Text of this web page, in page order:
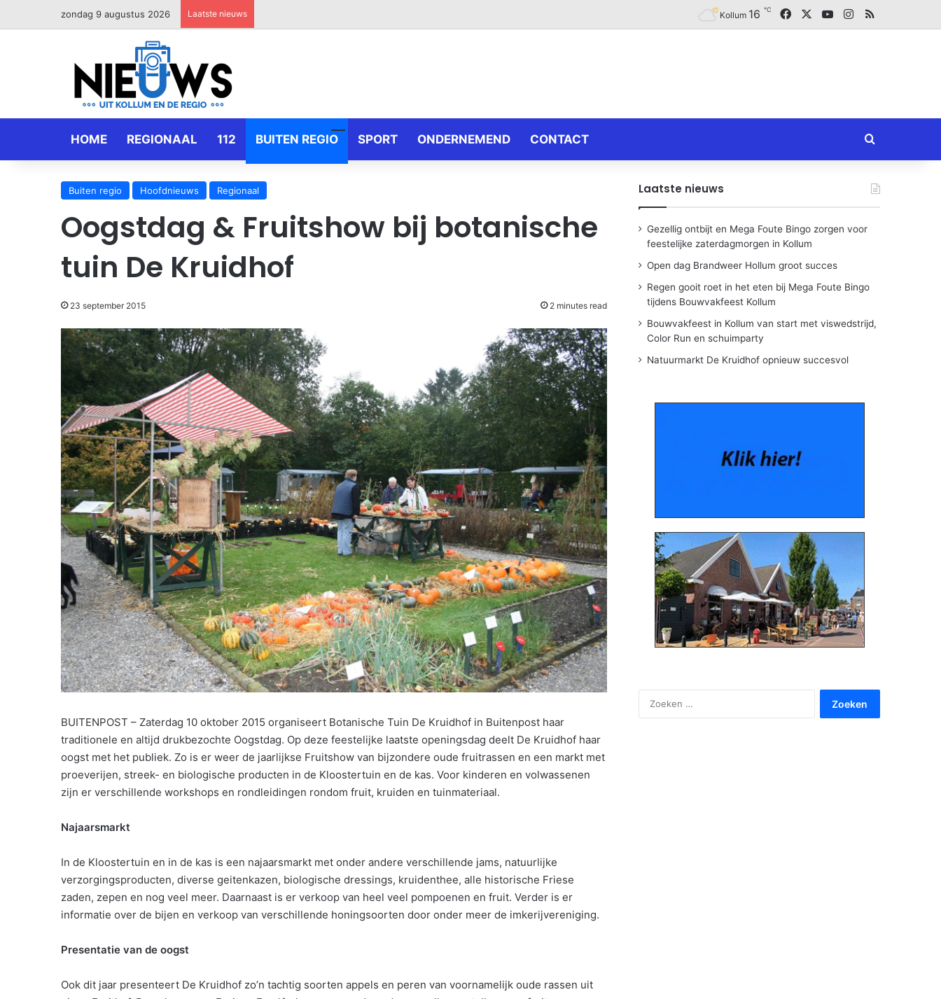
zondag 9 augustus 2026 Laatste nieuws Kollum 16 ℃ FacebookYouTubeInstagram
RSS
HOME REGIONAAL 112 BUITEN REGIO SPORT ONDERNEMEND CONTACT Zoeken naar
Buiten regio Hoofdnieuws Regionaal
Oogstdag & Fruitshow bij botanische
tuin De Kruidhof
23 september 2015 2 minutes read
BUITENPOST – Zaterdag 10 oktober 2015 organiseert Botanische Tuin De Kruidhof in Buitenpost haar
traditionele en altijd drukbezochte Oogstdag. Op deze feestelijke laatste openingsdag deelt De Kruidhof haar
oogst met het publiek. Zo is er weer de jaarlijkse Fruitshow van bijzondere oude fruitrassen en een markt met
proeverijen, streek- en biologische producten in de Kloostertuin en de kas. Voor kinderen en volwassenen
zijn er verschillende workshops en rondleidingen rondom fruit, kruiden en tuinmateriaal.
Najaarsmarkt
In de Kloostertuin en in de kas is een najaarsmarkt met onder andere verschillende jams, natuurlijke
verzorgingsproducten, diverse geitenkazen, biologische dressings, kruidenthee, alle historische Friese
zaden, zepen en nog veel meer. Daarnaast is er verkoop van heel veel pompoenen en fruit. Verder is er
informatie over de bijen en verkoop van verschillende honingsoorten door onder meer de imkerijvereniging.
Presentatie van de oogst
Ook dit jaar presenteert De Kruidhof zo’n tachtig soorten appels en peren van voornamelijk oude rassen uit
Laatste nieuws
Gezellig ontbijt en Mega Foute Bingo zorgen voor
feestelijke zaterdagmorgen in Kollum
Open dag Brandweer Hollum groot succes
Regen gooit roet in het eten bij Mega Foute Bingo
tijdens Bouwvakfeest Kollum
Bouwvakfeest in Kollum van start met viswedstrijd,
Color Run en schuimparty
Natuurmarkt De Kruidhof opnieuw succesvol
naar: